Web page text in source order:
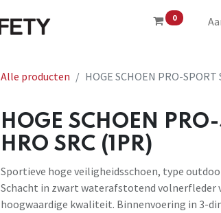
0
Alle producten HOGE SCHOEN PRO-SPORT
HOGE SCHOEN
HRO SRC (1PR)
Sportieve hoge veiligheidsschoen, type
Schacht in zwart waterafstotend volnerfleder
hoogwaardige kwaliteit. Binnenvoering in 3-